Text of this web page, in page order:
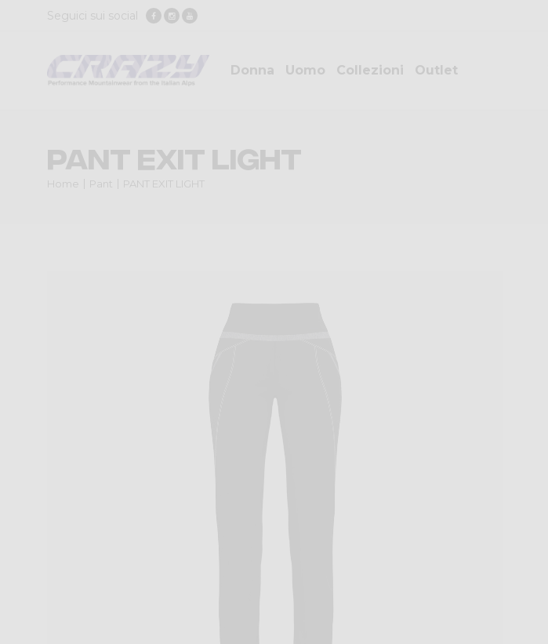
Seguici sui social
Donna Uomo Collezioni Outlet
PANT EXIT LIGHT
Home Pant PANT EXIT LIGHT